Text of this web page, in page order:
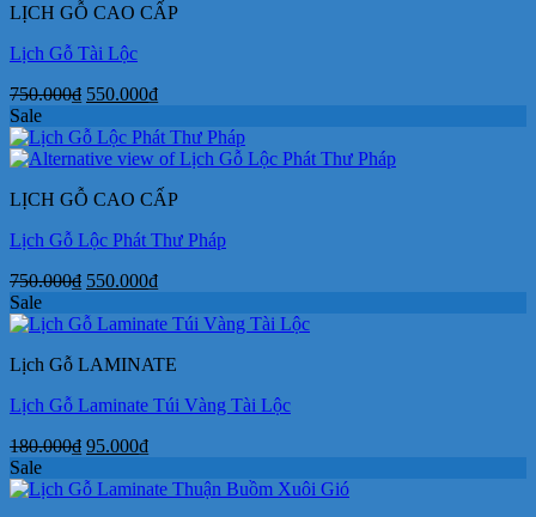
LỊCH GỖ CAO CẤP
Lịch Gỗ Tài Lộc
750.000₫ Giá
là:
750.000₫.
550.000₫Giá
tại
là:
Sale
LỊCH GỖ CAO CẤP
Lịch Gỗ Lộc Phát Thư Pháp
750.000₫ Giá
là:
550.000₫Giá
tại
550.000₫.
Sale
Lịch Gỗ LAMINATE
Lịch Gỗ Laminate Túi Vàng Tài Lộc
180.000₫ Giá
là:
95.000₫Giá
tại
Sale